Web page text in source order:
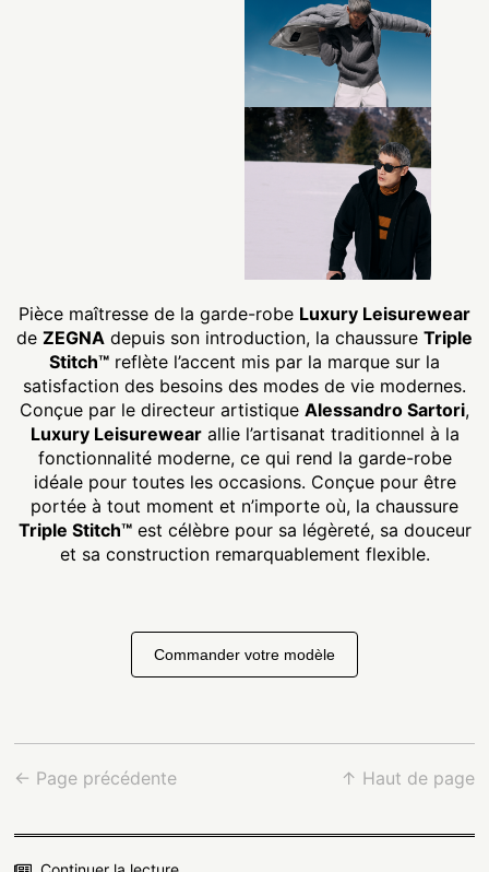
Pièce maîtresse de la garde-robe Luxury Leisurewear
de ZEGNA depuis son introduction, la chaussure Triple
Stitch™ reflète l’accent mis par la marque sur la
satisfaction des besoins des modes de vie modernes.
Conçue par le directeur artistique Alessandro Sartori,
Luxury Leisurewearallie l’artisanat traditionnel à la
fonctionnalité moderne, ce qui rend la garde-robe
idéale pour toutes les occasions. Conçue pour être
portée à tout moment et n’importe où, la chaussure
Triple Stitch™est célèbre pour sa légèreté, sa douceur
et sa construction remarquablement flexible.
Commander votre modèle
← Page précédente ↑ Haut de page